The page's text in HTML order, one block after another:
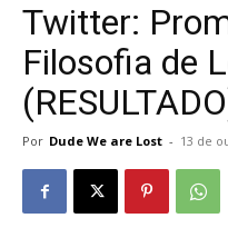
Twitter:
Filosofia de
Por Dude We are Lost - 13 de